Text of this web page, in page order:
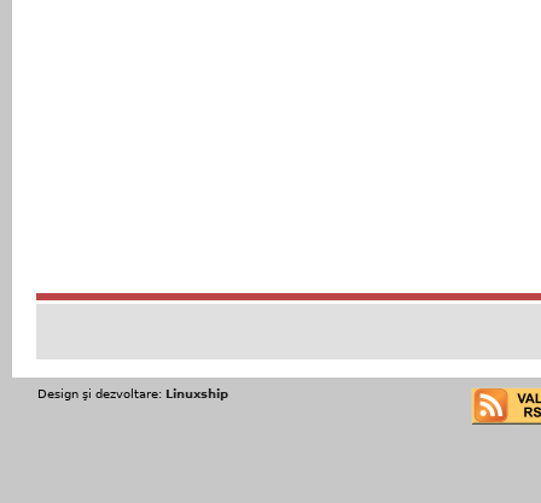
Design şi dezvoltare: Linuxship